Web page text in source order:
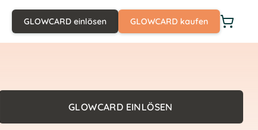
GLOWCARD einlösen GLOWCARD kaufen
GLOWCARD EINLÖSEN